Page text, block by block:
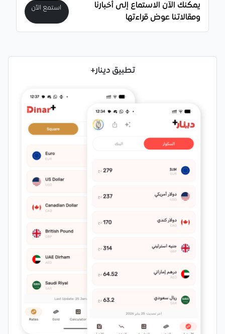
يمكنك الآن الاستماع إلى أخبارنا
ومقالاتنا عوض قراءتها
استمع الآن
تطبيق دينار+